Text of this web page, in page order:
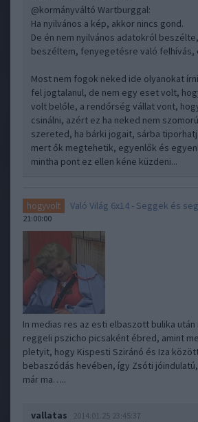
@kormányváltó Wartburggal:
Ha nyilvános a kép, akkor nincs gond.
De én nem nyilvános adatokról
beszéltem, fenyegetésre való felhívás,
Most nem fogok neked ide olyanokat
fel jogtalanul, de nem egy eset volt,
volt belőle, a rendőrség vállat vont,
csinálni, azért ez ha neked nem
szereted, ha bárki jogait, sárba
mert ők megtehetik, egyenlők és
mintha pont ez ellen kéne küzdeni...
hogyvolt Való Világ 6x14 - Seggek és
21:00:00
In medias res az esti elbaszott bulika
reggeli pszicho picsaként ébred, amint
pletyit, hogy Kispesti Sziránó és Iza
bebaszódás hevében, így Zsóti
már ma…..
vallatas 2014.01.25 23:45:37